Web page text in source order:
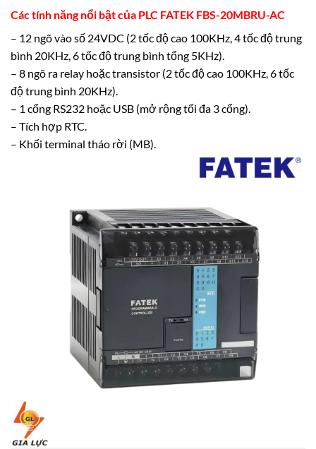
Các tính năng nổi bật của PLC FATEK FBS-20MBRU-AC
– 12 ngõ vào số 24VDC (2 tốc độ cao 100KHz, 4 tốc độ trung
bình 20KHz, 6 tốc độ trung bình tổng 5KHz).
– 8 ngõ ra relay hoặc transistor (2 tốc độ cao 100KHz, 6 tốc
độ trung bình 20KHz).
– 1 cổng RS232 hoặc USB (mở rộng tối đa 3 cổng).
– Tích hợp RTC.
– Khối terminal tháo rời (MB).